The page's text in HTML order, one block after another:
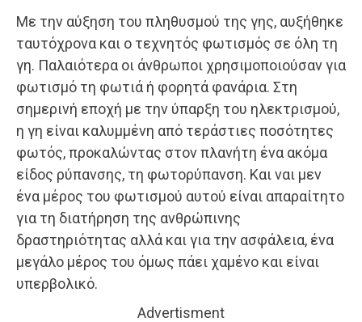
Με την αύξηση του πληθυσμού της γης, αυξήθηκε
ταυτόχρονα και ο τεχνητός φωτισμός σε όλη τη
γη. Παλαιότερα οι άνθρωποι χρησιμοποιούσαν για
φωτισμό τη φωτιά ή φορητά φανάρια. Στη
σημερινή εποχή με την ύπαρξη του ηλεκτρισμού,
η γη είναι καλυμμένη από τεράστιες ποσότητες
φωτός, προκαλώντας στον πλανήτη ένα ακόμα
είδος ρύπανσης, τη φωτορύπανση. Και ναι μεν
ένα μέρος του φωτισμού αυτού είναι απαραίτητο
για τη διατήρηση της ανθρώπινης
δραστηριότητας αλλά και για την ασφάλεια, ένα
μεγάλο μέρος του όμως πάει χαμένο και είναι
υπερβολικό.
Advertisment